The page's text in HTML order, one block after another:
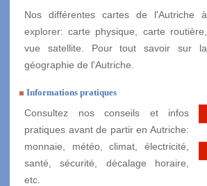
Nos différentes cartes de l'Autriche à
explorer: carte physique, carte routière,
vue satellite. Pour tout savoir sur la
géographie de l'Autriche.
Informations pratiques
Consultez nos conseils et infos
pratiques avant de partir en Autriche:
monnaie, météo, climat, électricité,
santé, sécurité, décalage horaire,
etc.